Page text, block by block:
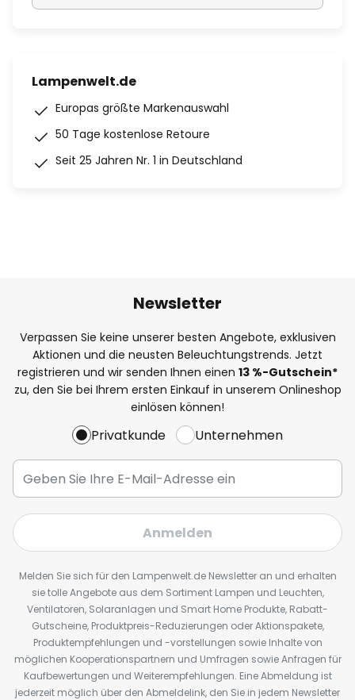
Lampenwelt.de
Europas größte Markenauswahl
50 Tage kostenlose Retoure
Seit 25 Jahren Nr. 1 in Deutschland
Newsletter
Verpassen Sie keine unserer besten Angebote, exklusiven
Aktionen und die neusten Beleuchtungstrends. Jetzt
registrieren und wir senden Ihnen einen 13 %-Gutschein*
zu, den Sie bei Ihrem ersten Einkauf in unserem Onlineshop
einlösen können!
Privatkunde Unternehmen
Anmelden
Melden Sie sich für den Lampenwelt.de Newsletter an und erhalten
sie tolle Angebote aus dem Sortiment Lampen und Leuchten,
Ventilatoren, Solaranlagen und Smart Home Produkte, Rabatt-
Gutscheine, Produktpreis-Reduzierungen oder Aktionspakete,
Produktempfehlungen und -vorstellungen sowie Inhalte von
möglichen Kooperationspartnern und Umfragen sowie Anfragen für
Kaufbewertungen und Weiterempfehlungen. Eine Abmeldung ist
jederzeit möglich über den Abmeldelink, den Sie in jedem Newsletter